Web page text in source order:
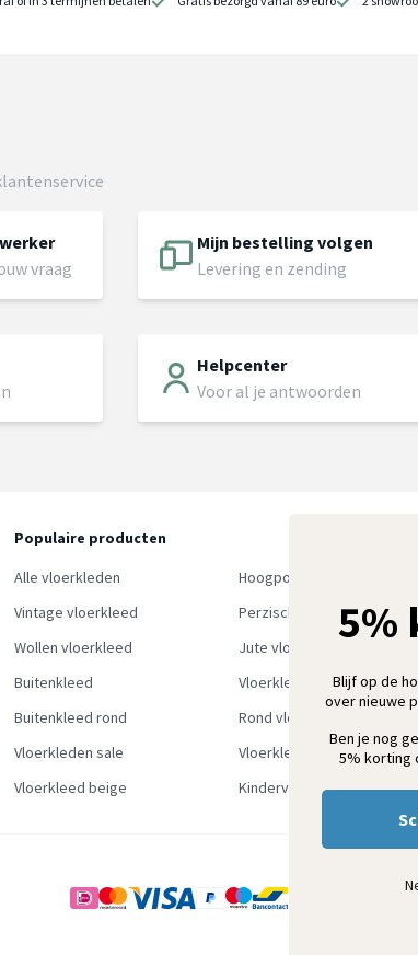
vraag
Mijn bestelling volgen
Levering en zending
Helpcenter
Voor al je antwoorden
Populaire producten
Alle vloerkleden
Hoogpolig vloerkleed
Vintage vloerkleed
Perzisch tapijt
Wollen vloerkleed
Jute vloerkleed
Buitenkleed
Vloerkleed groen
Buitenkleed rond
Rond vloerkleed
Vloerkleden sale
Vloerkleden outlet
Vloerkleed beige
Kindervloerkleden
5%
Blijf op de
over nieuwe
Ben je nog
5% korting